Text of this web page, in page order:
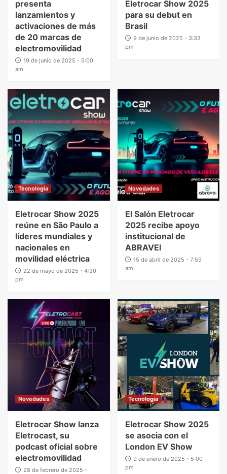
presenta
lanzamientos y
activaciones de más
de 20 marcas de
electromovilidad
19 de junio de 2025 - 5:00
am
Eletrocar Show 2025
para su debut en
Brasil
9 de junio de 2025 - 3:33
pm
Tecnologia
Eletrocar Show 2025
reúne en São Paulo a
líderes mundiales y
nacionales en
movilidad eléctrica
22 de mayo de 2025 - 4:30
pm
Novedades
El Salón Eletrocar
2025 recibe apoyo
institucional de
ABRAVEI
15 de abril de 2025 - 7:59
am
Novedades
Eletrocar Show lanza
Eletrocast, su
podcast oficial sobre
electromovilidad
28 de febrero de 2025 -
Tecnologia
Eletrocar Show 2025
se asocia con el
London EV Show
9 de enero de 2025 - 5:00
pm